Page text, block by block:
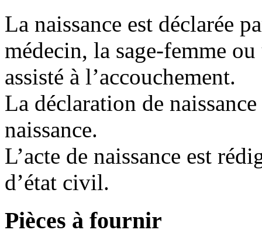
La naissance est déclarée
médecin, la sage-femme
assisté à l’accouchement.
La déclaration de
naissance.
L’acte de naissance est
d’état civil.
Pièces à fournir